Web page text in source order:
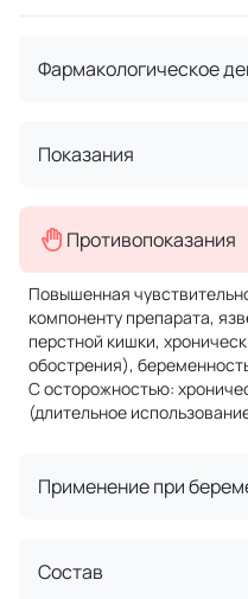
Фармакологическое
Показания
Противопоказания
Повышенная
компоненту препарата,
перстной кишки,
обострения),
С осторожностью:
(длительное
Применение при
Состав